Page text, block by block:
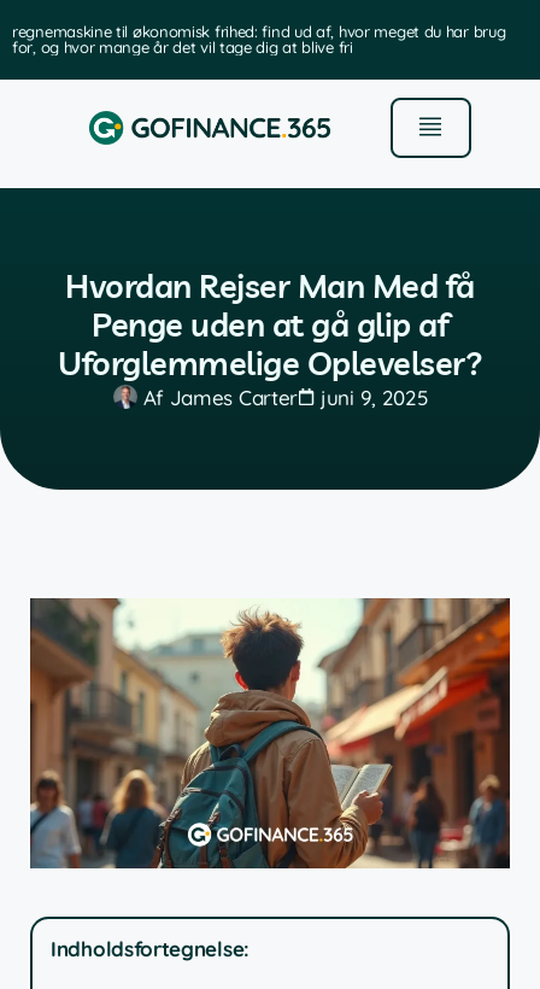
regnemaskine til økonomisk frihed: find ud af, hvor meget du har brug
for, og hvor mange år det vil tage dig at blive fri
Hvordan Rejser Man Med få
Penge uden at gå glip af
Uforglemmelige Oplevelser?
AfJames Carter juni 9, 2025
Indholdsfortegnelse: